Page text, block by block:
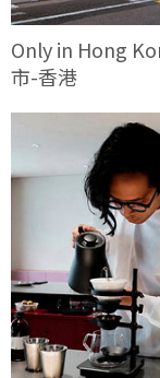
Only in Hong
市-香港